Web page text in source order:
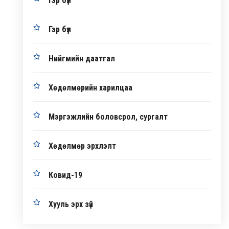
Гэр бүл
Нийгмийн даатгал
Хөдөлмөрийн харилцаа
Мэргэжлийн боловсрол, сургалт
Хөдөлмөр эрхлэлт
Ковид-19
Хууль эрх зүй